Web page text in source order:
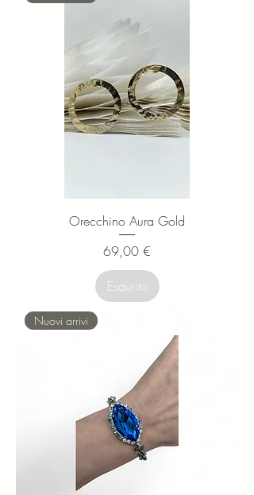
Orecchino Aura Gold
Prezzo
69,00 €
Esaurito
Nuovi arrivi